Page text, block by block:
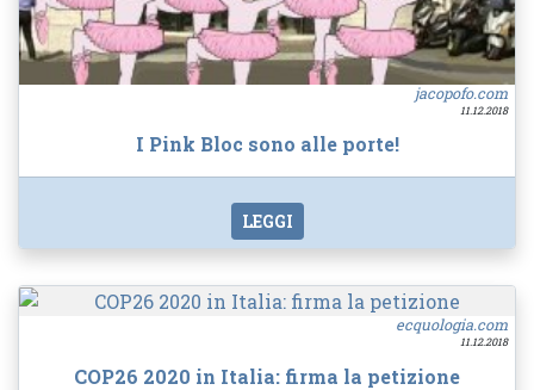
jacopofo.com
11.12.2018
I Pink Bloc sono alle porte!
LEGGI
ecquologia.com
11.12.2018
COP26 2020 in Italia: firma la petizione